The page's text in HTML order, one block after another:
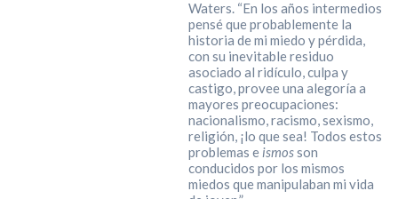
Waters. “En los años intermedios
pensé que probablemente la
historia de mi miedo y pérdida,
con su inevitable residuo
asociado al ridículo, culpa y
castigo, provee una alegoría a
mayores preocupaciones:
nacionalismo, racismo, sexismo,
religión, ¡lo que sea! Todos estos
problemas e ismosson
conducidos por los mismos
miedos que manipulaban mi vida